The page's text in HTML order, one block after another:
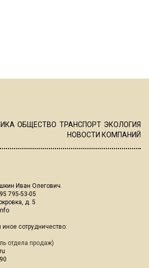
ОБЩЕСТВО ТРАНСПОРТ ЭКОЛОГИЯ
НОВОСТИ КОМПАНИЙ
Иван Олегович.
795-53-05
д. 5
сотрудничество:
отдела продаж)